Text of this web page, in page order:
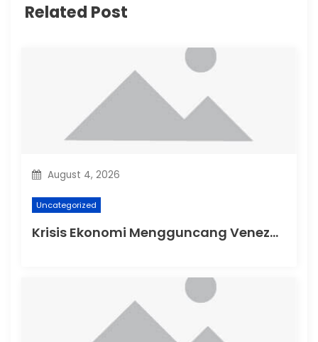
a
Related Post
August 4, 2026
Uncategorized
Krisis Ekonomi Mengguncang Venezuela